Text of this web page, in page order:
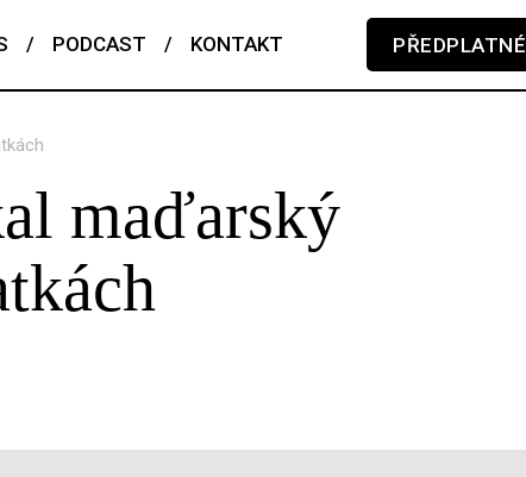
/ PODCAST / KONTAKT PŘEDPLATNÉ
maďarský